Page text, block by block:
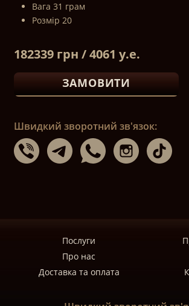
Вага 31 грам
Розмір 20
182339 грн / 4061 у.е.
ЗАМОВИТИ
Швидкий зворотний зв'язок:
Послуги
Про нас
Доставка та оплата